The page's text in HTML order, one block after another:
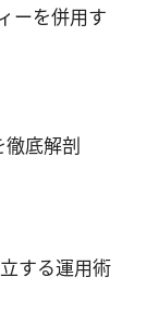
ーを併用す
底解剖
する運用術